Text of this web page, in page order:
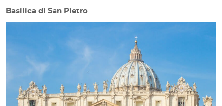
Basilica di San Pietro